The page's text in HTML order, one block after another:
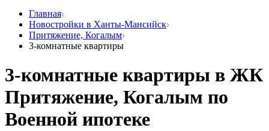
Главная
Новостройки в Ханты-Мансийск
Притяжение, Когалым
3-комнатные квартиры
3-комнатные квартиры в ЖК
Притяжение, Когалым по
Военной ипотеке